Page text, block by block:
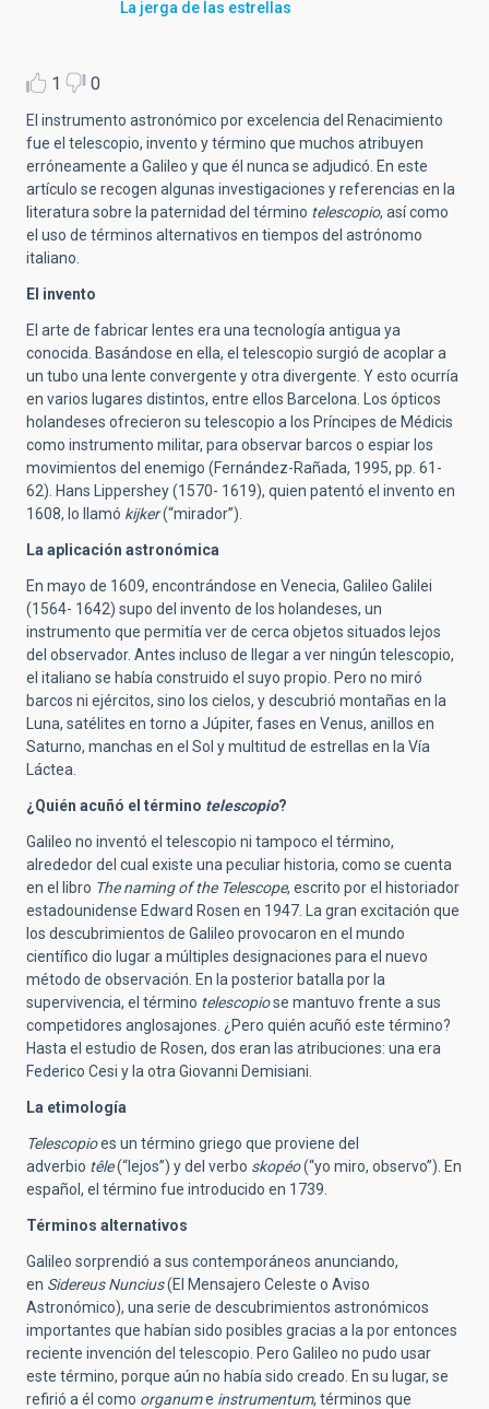
La jerga de las estrellas
1 0
El instrumento astronómico por excelencia del Renacimiento
fue el telescopio, invento y término que muchos atribuyen
erróneamente a Galileo y que él nunca se adjudicó. En este
artículo se recogen algunas investigaciones y referencias en la
literatura sobre la paternidad del término telescopio, así como
el uso de términos alternativos en tiempos del astrónomo
italiano.
El invento
El arte de fabricar lentes era una tecnología antigua ya
conocida. Basándose en ella, el telescopio surgió de acoplar a
un tubo una lente convergente y otra divergente. Y esto ocurría
en varios lugares distintos, entre ellos Barcelona. Los ópticos
holandeses ofrecieron su telescopio a los Príncipes de Médicis
como instrumento militar, para observar barcos o espiar los
movimientos del enemigo (Fernández-Rañada, 1995, pp. 61-
62). Hans Lippershey (1570- 1619), quien patentó el invento en
1608, lo llamó kijker(“mirador”).
La aplicación astronómica
En mayo de 1609, encontrándose en Venecia, Galileo Galilei
(1564- 1642) supo del invento de los holandeses, un
instrumento que permitía ver de cerca objetos situados lejos
del observador. Antes incluso de llegar a ver ningún telescopio,
el italiano se había construido el suyo propio. Pero no miró
barcos ni ejércitos, sino los cielos, y descubrió montañas en la
Luna, satélites en torno a Júpiter, fases en Venus, anillos en
Saturno, manchas en el Sol y multitud de estrellas en la Vía
Láctea.
¿Quién acuñó el término telescopio?
Galileo no inventó el telescopio ni tampoco el término,
alrededor del cual existe una peculiar historia, como se cuenta
en el libro The naming of the Telescope, escrito por el historiador
estadounidense Edward Rosen en 1947. La gran excitación que
los descubrimientos de Galileo provocaron en el mundo
científico dio lugar a múltiples designaciones para el nuevo
método de observación. En la posterior batalla por la
supervivencia, el término telescopiose mantuvo frente a sus
competidores anglosajones. ¿Pero quién acuñó este término?
Hasta el estudio de Rosen, dos eran las atribuciones: una era
Federico Cesi y la otra Giovanni Demisiani.
La etimología
Telescopioes un término griego que proviene del
adverbio têle(“lejos”) y del verbo skopéo(“yo miro, observo”). En
español, el término fue introducido en 1739.
Términos alternativos
Galileo sorprendió a sus contemporáneos anunciando,
en Sidereus Nuncius(El Mensajero Celeste o Aviso
Astronómico), una serie de descubrimientos astronómicos
importantes que habían sido posibles gracias a la por entonces
reciente invención del telescopio. Pero Galileo no pudo usar
este término, porque aún no había sido creado. En su lugar, se
refirió a él como organume instrumentum, términos que